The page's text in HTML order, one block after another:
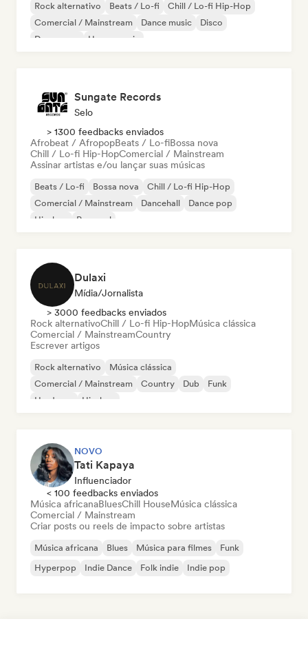
Rock alternativo Beats / Lo-fi
Chill / Lo-fi Hip-Hop
Comercial / Mainstream
Dance music
Disco
Dream pop
House music
Sungate Records
Selo
> 1300 feedbacks enviados
Afrobeat / AfropopBeats / Lo-fiBossa nova
Chill / Lo-fi Hip-HopComercial / Mainstream
Assinar artistas e/ou lançar suas músicas
Beats / Lo-fi Bossa nova
Chill / Lo-fi Hip-Hop
Comercial / Mainstream
Dancehall
Dance pop
Hip-hop
Pop soul
Dulaxi
Mídia/Jornalista
> 3000 feedbacks enviados
Rock alternativoChill / Lo-fi Hip-HopMúsica clássica
Comercial / MainstreamCountry
Escrever artigos
Rock alternativo
Música clássica
Comercial / Mainstream
Country Dub
Funk
Hardcore
Hip-hop
NOVO
Tati Kapaya
Influenciador
< 100 feedbacks enviados
Música africanaBluesChill HouseMúsica clássica
Comercial / Mainstream
Criar posts ou reels de impacto sobre artistas
Música africana Blues Música para filmes
Funk
Hyperpop
Indie Dance Folk indie Indie pop